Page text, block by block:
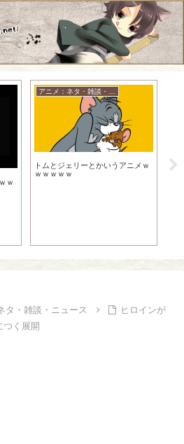
ｗ
アニメ：ネタ・雑談・ニュース
トムとジェリーとかいうアニメｗ
ｗｗｗｗｗ
【
年
タ・雑談・ニュース
ヒロインが
つく展開